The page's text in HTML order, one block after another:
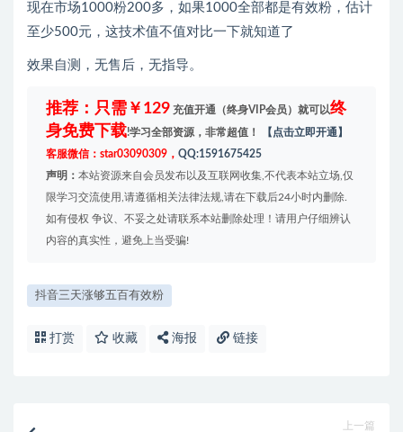
现在市场1000粉200多，如果1000全部都是有效粉，估计
至少500元，这技术值不值对比一下就知道了
效果自测，无售后，无指导。
推荐：只需￥129 充值开通（终身VIP会员）就可以终
身免费下载!学习全部资源，非常超值！
【点击立即开通】
客服微信：star03090309， QQ:1591675425
声明： 本站资源来自会员发布以及互联网收集,不代表本站立场,仅
限学习交流使用,请遵循相关法律法规,请在下载后24小时内删除.
如有侵权 争议、不妥之处请联系本站删除处理！请用户仔细辨认
内容的真实性，避免上当受骗!
抖音三天涨够五百有效粉
打赏 收藏 海报 链接
上一篇